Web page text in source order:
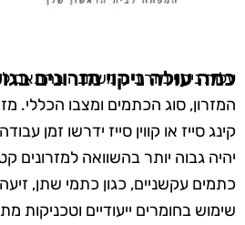
כמה עולה ניקוי מזרונים
עלות ניקוי מזרונים משתנה בהתאם
המזרון, סוג הכתמים ומצבו הכללי.
קינג סייז או קווין סייז ידרשו זמן
יהיה גבוה יותר בהשוואה למזרונים
כתמים עקשניים, כגון כתמי שתן, זיעה
שימוש בחומרים ייעודיים וטכניקות